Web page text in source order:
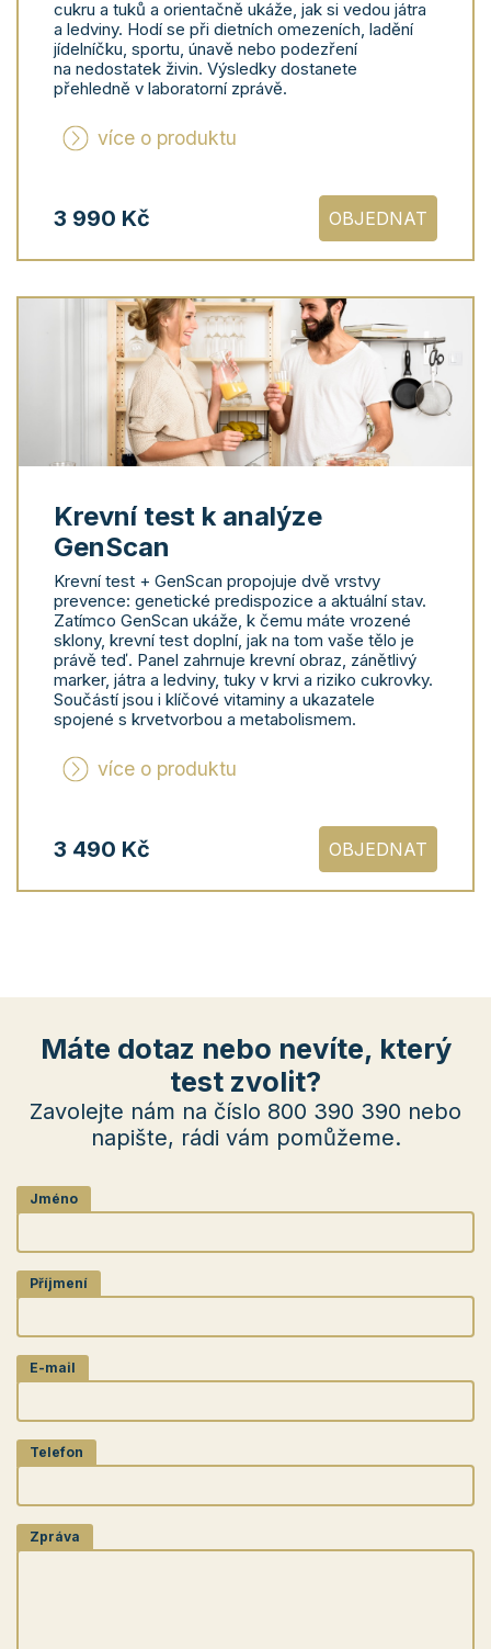
cukru a tuků a orientačně ukáže, jak si vedou játra
a ledviny. Hodí se při dietních omezeních, ladění
jídelníčku, sportu, únavě nebo podezření
na nedostatek živin. Výsledky dostanete
přehledně v laboratorní zprávě.
více o produktu
3 990 Kč OBJEDNAT
Krevní test k analýze
GenScan
Krevní test + GenScan propojuje dvě vrstvy
prevence: genetické predispozice a aktuální stav.
Zatímco GenScan ukáže, k čemu máte vrozené
sklony, krevní test doplní, jak na tom vaše tělo je
právě teď. Panel zahrnuje krevní obraz, zánětlivý
marker, játra a ledviny, tuky v krvi a riziko cukrovky.
Součástí jsou i klíčové vitaminy a ukazatele
spojené s krvetvorbou a metabolismem.
více o produktu
3 490 Kč OBJEDNAT
Máte dotaz nebo nevíte, který
test zvolit?
Zavolejte nám na číslo 800 390 390 nebo
napište, rádi vám pomůžeme.
Jméno
Příjmení
E-mail
Telefon
Zpráva